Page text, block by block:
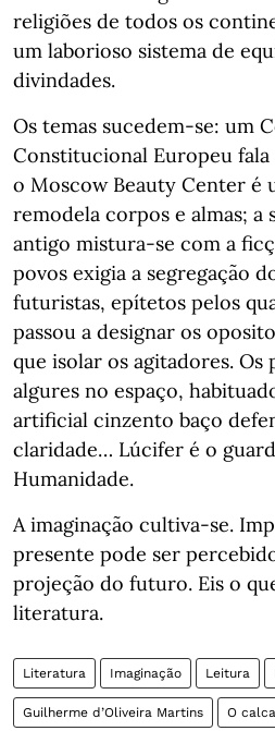
religiões de todos os
um laborioso sistema de
divindades.
Os temas sucedem-se: um
Constitucional Europeu
o Moscow Beauty Center é
remodela corpos e almas; a
antigo mistura-se com a
povos exigia a segregação
futuristas, epítetos pelos
passou a designar os
que isolar os agitadores. Os
algures no espaço,
artificial cinzento baço
claridade… Lúcifer é o
Humanidade.
A imaginação cultiva-se.
presente pode ser
projeção do futuro. Eis o
literatura.
Literatura Imaginação Leitura
Guilherme d’Oliveira Martins O